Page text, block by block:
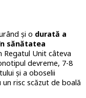
și o durată a
sănătatea
Regatul Unit câteva
devreme, 7-8
și a oboselii
risc scăzut de boală